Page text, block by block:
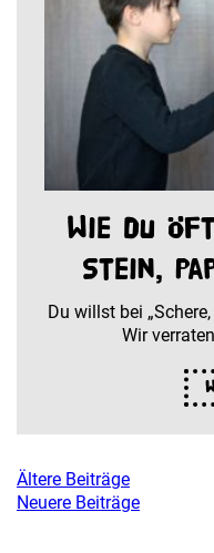
Wie du
Stein,
Du willst bei
Wir
Ältere Beiträge
Neuere Beiträge